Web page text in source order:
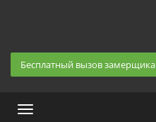
Бесплатный вызов замерщика
Меню